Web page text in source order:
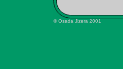
© Osada Jizera 2001